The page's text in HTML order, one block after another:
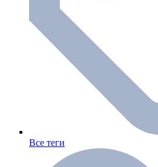
Все теги